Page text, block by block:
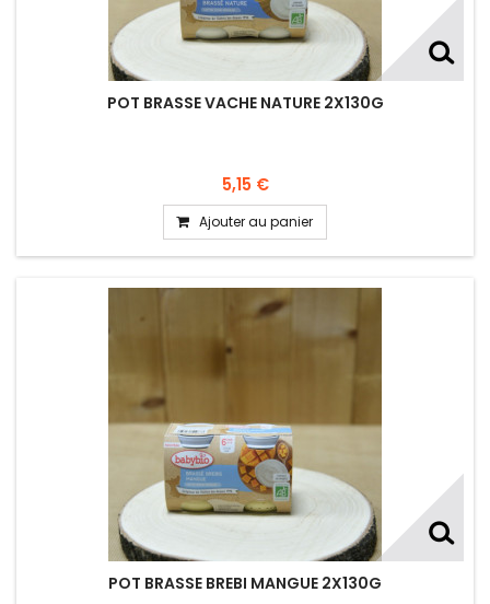
POT BRASSE VACHE NATURE 2X130G
5,15 €
Ajouter au panier
POT BRASSE BREBI MANGUE 2X130G